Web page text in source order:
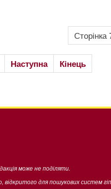
Сторінка
Наступна Кінець
може не поділяти.
для пошукових систем